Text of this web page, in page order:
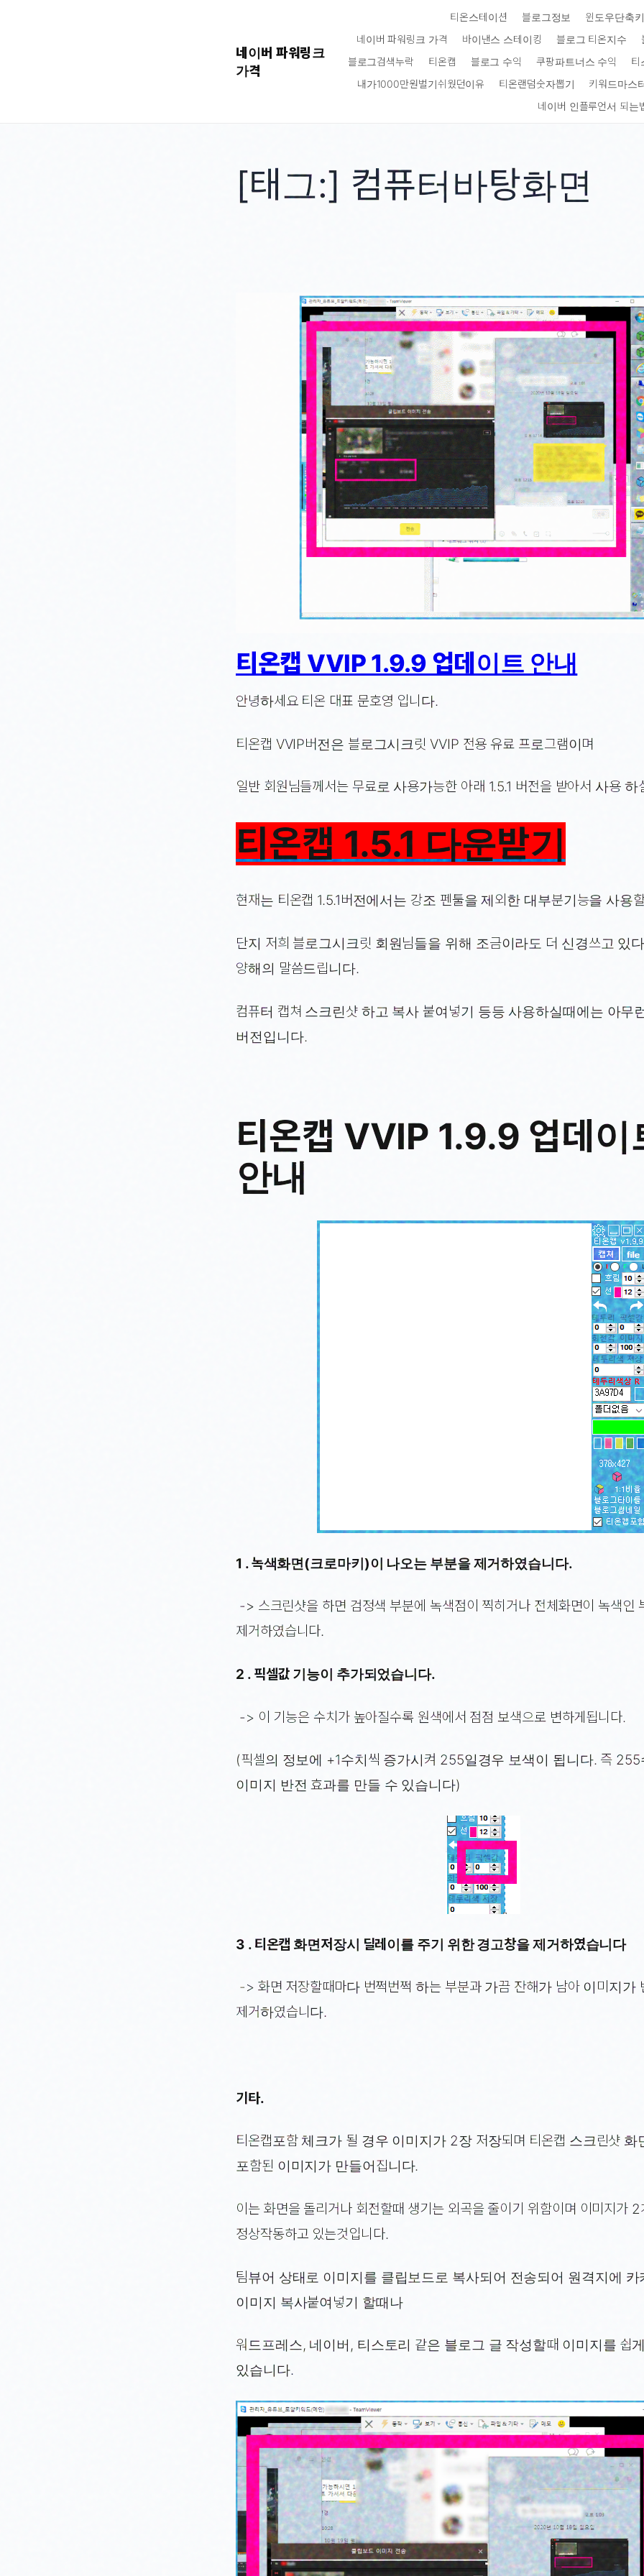
네이버 파워링크
가격
티온스테이션 블로그정보
윈도우단축키
네이버 파워링크 가격
바이낸스 스테이킹 블로그 티온지수
블로그검색누락
티온캡 블로그 수익 쿠팡파트너스 수익
티
내가1000만원벌기쉬웠던이유
티온랜덤숫자뽑기
키워드마스
네이버 인플루언서 되는
[태그:] 컴퓨터바탕화면
티온캡 VVIP 1.9.9 업데이트 안내
안녕하세요 티온 대표 문호영 입니다.
티온캡 VVIP버전은 블로그시크릿 VVIP 전용 유료 프로그램이며
일반 회원님들께서는 무료로 사용가능한 아래 1.5.1 버전을 받아서 사용 하
티온캡 1.5.1 다운받기
현재는 티온캡 1.5.1버전에서는 강조 펜툴을 제외한 대부분기능을 사용
단지 저희 블로그시크릿 회원님들을 위해 조금이라도 더 신경쓰고 있
양해의 말씀드립니다.
컴퓨터 캡쳐 스크린샷 하고 복사 붙여넣기 등등 사용하실때에는 아무
버전입니다.
티온캡 VVIP 1.9.9 업데이
안내
1 . 녹색화면(크로마키)이 나오는 부분을 제거하였습니다.
-> 스크린샷을 하면 검정색 부분에 녹색점이 찍히거나 전체화면이 녹색인
제거하였습니다.
2 . 픽셀값 기능이 추가되었습니다.
-> 이 기능은 수치가 높아질수록 원색에서 점점 보색으로 변하게됩니다.
(픽셀의 정보에 +1수치씩 증가시켜 255일경우 보색이 됩니다. 즉
이미지 반전 효과를 만들 수 있습니다)
3 . 티온캡 화면저장시 딜레이를 주기 위한 경고창을 제거하였습니다
-> 화면 저장할때마다 번쩍번쩍 하는 부분과 가끔 잔해가 남아 이미지가
제거하였습니다.
기타.
티온캡포함 체크가 될 경우 이미지가 2장 저장되며 티온캡 스크린샷 화
포함된 이미지가 만들어집니다.
이는 화면을 돌리거나 회전할때 생기는 외곡을 줄이기 위함이며 이미지가
정상작동하고 있는것입니다.
팀뷰어 상태로 이미지를 클립보드로 복사되어 전송되어 원격지에 카
이미지 복사붙여넣기 할때나
워드프레스, 네이버, 티스토리 같은 블로그 글 작성할때 이미지를 쉽
있습니다.